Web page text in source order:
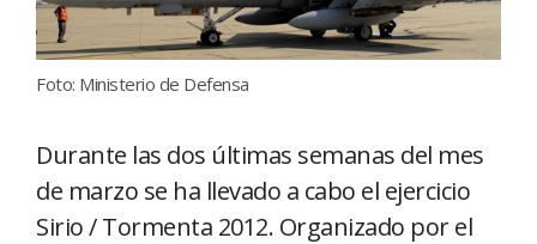
Foto: Ministerio de Defensa
Durante las dos últimas semanas del mes
de marzo se ha llevado a cabo el ejercicio
Sirio / Tormenta 2012. Organizado por el